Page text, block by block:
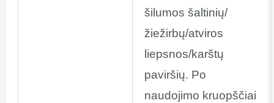
šilumos šaltinių/
žiežirbų/atviros
liepsnos/karštų
paviršių. Po
naudojimo kruopščiai